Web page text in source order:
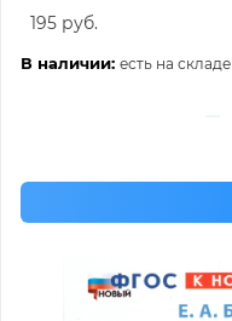
195 руб.
В наличии: есть на складе